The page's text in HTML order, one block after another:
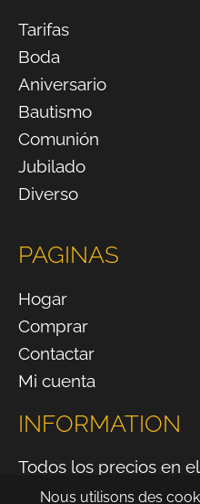
Tarifas
Boda
Aniversario
Bautismo
Comunión
Jubilado
Diverso
PAGINAS
Hogar
Comprar
Contactar
Mi cuenta
INFORMATION
Todos los precios en
IVA.Nous utilisons des